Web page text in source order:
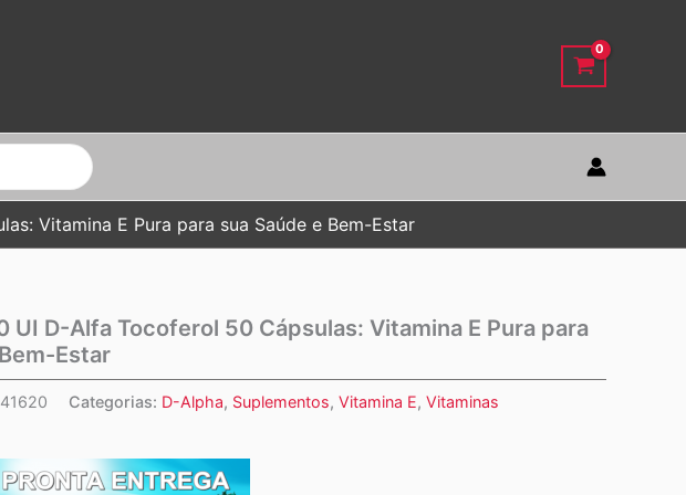
Vitamina E Pura para sua Saúde e Bem-Estar
UI D-Alfa Tocoferol 50 Cápsulas: Vitamina E Pura para
Estar
Categorias: D-Alpha, Suplementos, Vitamina E, Vitaminas